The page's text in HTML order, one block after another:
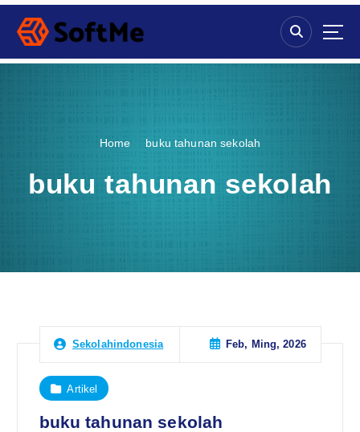
S
p
Home buku tahunan sekolah
buku tahunan sekolah
Sekolahindonesia Feb, Ming, 2026
Artikel
buku tahunan sekolah